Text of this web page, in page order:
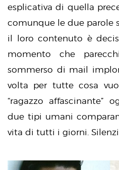
esplicativa di quella
comunque le due parole
il loro contenuto è
momento che
sommerso di mail
volta per tutte cosa
“ragazzo affascinante”
due tipi umani
vita di tutti i giorni.